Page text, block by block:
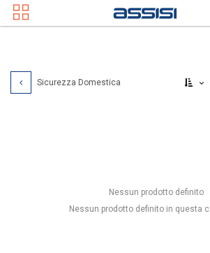
Sicurezza Domestica
Nessun prodotto definito
Nessun prodotto definito in questa